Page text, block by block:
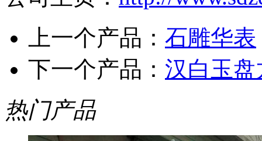
上一个产品： 石雕华表
下一个产品： 汉白玉盘
热门产品